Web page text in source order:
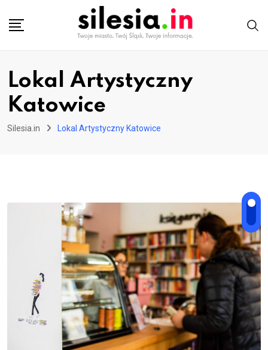
Lokal Artystyczny
Katowice
Silesia.in Lokal Artystyczny Katowice